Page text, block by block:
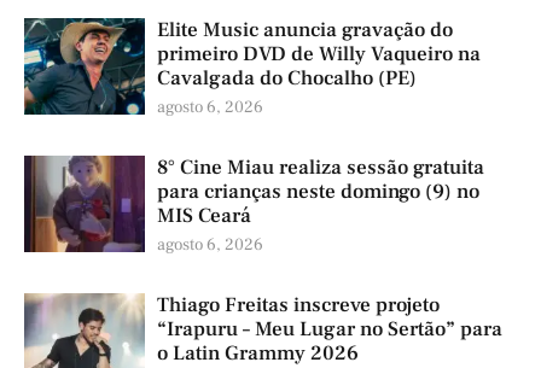
Elite Music anuncia gravação do
primeiro DVD de Willy Vaqueiro na
Cavalgada do Chocalho (PE)
agosto 6, 2026
8° Cine Miau realiza sessão gratuita
para crianças neste domingo (9) no
MIS Ceará
agosto 6, 2026
Thiago Freitas inscreve projeto
“Irapuru – Meu Lugar no Sertão” para
o Latin Grammy 2026